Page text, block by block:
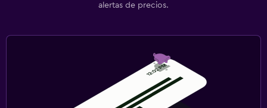
alertas de precios.